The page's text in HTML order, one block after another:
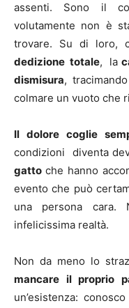
assenti. Sono il
volutamente non è
trovare. Su di loro,
dedizione totale, la
dismisura,
colmare un vuoto che
Il dolore coglie
condizioni diventa
gatto che hanno
evento che può
una persona
infelicissima realtà.
Non da meno lo
mancare il proprio
un’esistenza: conosco